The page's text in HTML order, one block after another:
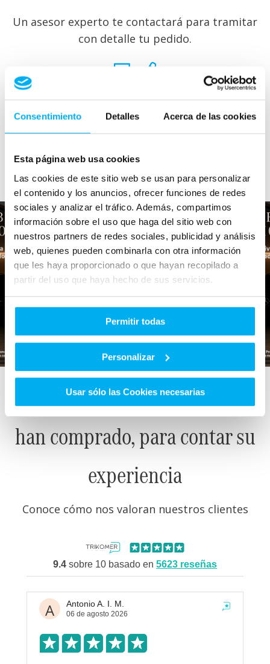
Consentimiento Detalles Acerca de las cookies
Esta página web usa cookies
Las cookies de este sitio web se usan para personalizar
el contenido y los anuncios, ofrecer funciones de redes
sociales y analizar el tráfico. Además, compartimos
información sobre el uso que haga del sitio web con
nuestros partners de redes sociales, publicidad y análisis
web, quienes pueden combinarla con otra información
que les haya proporcionado o que hayan recopilado a
partir del uso que haya hecho de sus servicios.
Permitir todas
Personalizar
Usar sólo las Cookies necesarias
Un asesor experto te contactará para tramitar
con detalle tu pedido.
¿En tu casa o en la nuestra?
recoges en nuestro concesionario.
Nadie mejor que los que ya
han comprado, para contar su
experiencia
Conoce cómo nos valoran nuestros clientes
9.4 sobre 10 basado en 5623 reseñas
A Antonio A. I. M.
06 de agosto 2026